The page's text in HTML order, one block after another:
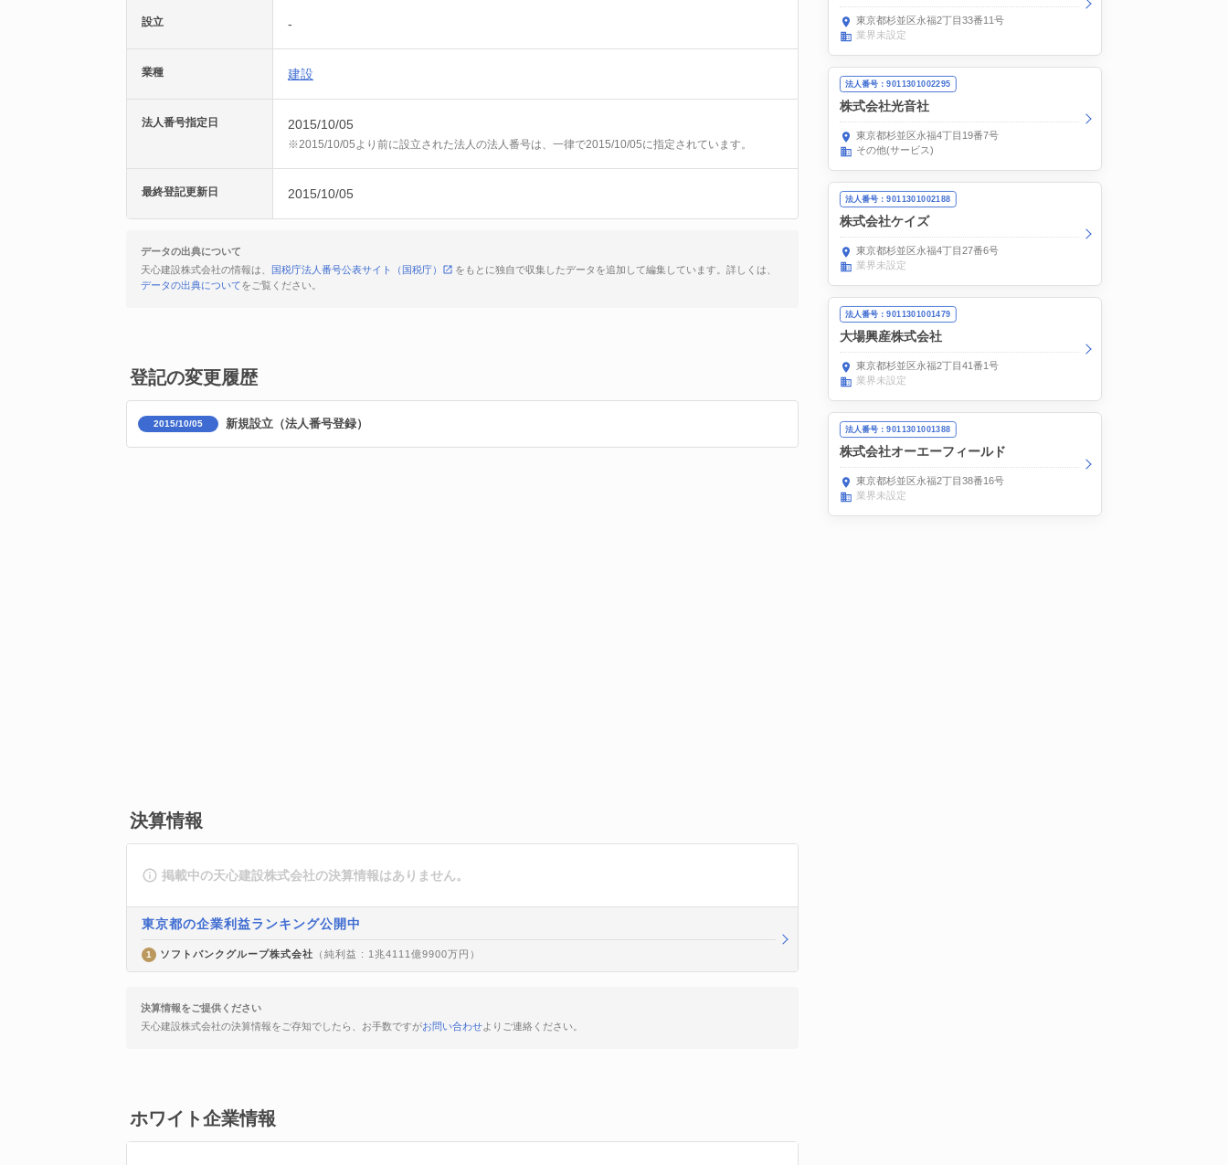
設立 -
業種 建設
法人番号指定日 2015/10/05
※2015/10/05より前に設立された法人の法人番号は、一律で2015/10/05に指定されています。
最終登記更新日 2015/10/05
データの出典について
天心建設株式会社の情報は、
国税庁法人番号公表サイト（国税庁）
をもとに独自で収集したデータを追加して編集しています。詳しくは、
データの出典についてをご覧ください。
登記の変更履歴
2015/10/05 新規設立（法人番号登録）
決算情報
掲載中の天心建設株式会社の決算情報はありません。
東京都の企業利益ランキング公開中
1 ソフトバンクグループ株式会社 （純利益 : 1兆4111億9900万円）
決算情報をご提供ください
天心建設株式会社の決算情報をご存知でしたら、お手数ですがお問い合わせよりご連絡ください。
ホワイト企業情報
東京都杉並区永福2丁目33番11号
業界未設定
法人番号：9011301002295
株式会社光音社
東京都杉並区永福4丁目19番7号
その他(サービス)
法人番号：9011301002188
株式会社ケイズ
東京都杉並区永福4丁目27番6号
業界未設定
法人番号：9011301001479
大場興産株式会社
東京都杉並区永福2丁目41番1号
業界未設定
法人番号：9011301001388
株式会社オーエーフィールド
東京都杉並区永福2丁目38番16号
業界未設定